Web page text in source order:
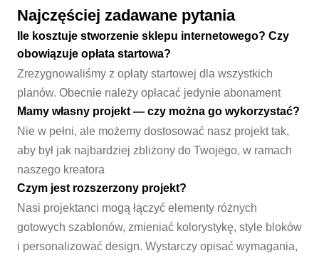
Najczęściej zadawane pytania
Ile kosztuje stworzenie sklepu internetowego? Czy
obowiązuje opłata startowa?
Zrezygnowaliśmy z opłaty startowej dla wszystkich
planów. Obecnie należy opłacać jedynie abonament
Mamy własny projekt — czy można go wykorzystać?
Nie w pełni, ale możemy dostosować nasz projekt tak,
aby był jak najbardziej zbliżony do Twojego, w ramach
naszego kreatora
Czym jest rozszerzony projekt?
Nasi projektanci mogą łączyć elementy różnych
gotowych szablonów, zmieniać kolorystykę, style bloków
i personalizować design. Wystarczy opisać wymagania,